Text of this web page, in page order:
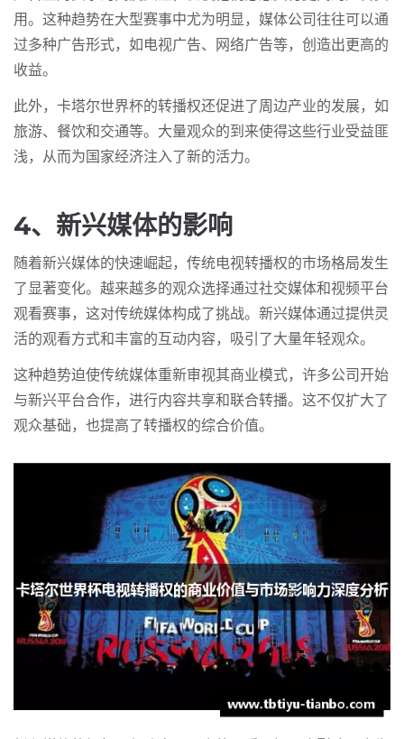
用。这种趋势在大型赛事中尤为明显，媒体公司往往可以通
过多种广告形式，如电视广告、网络广告等，创造出更高的
收益。
此外，卡塔尔世界杯的转播权还促进了周边产业的发展，如
旅游、餐饮和交通等。大量观众的到来使得这些行业受益匪
浅，从而为国家经济注入了新的活力。
4、新兴媒体的影响
随着新兴媒体的快速崛起，传统电视转播权的市场格局发生
了显著变化。越来越多的观众选择通过社交媒体和视频平台
观看赛事，这对传统媒体构成了挑战。新兴媒体通过提供灵
活的观看方式和丰富的互动内容，吸引了大量年轻观众。
这种趋势迫使传统媒体重新审视其商业模式，许多公司开始
与新兴平台合作，进行内容共享和联合转播。这不仅扩大了
观众基础，也提高了转播权的综合价值。